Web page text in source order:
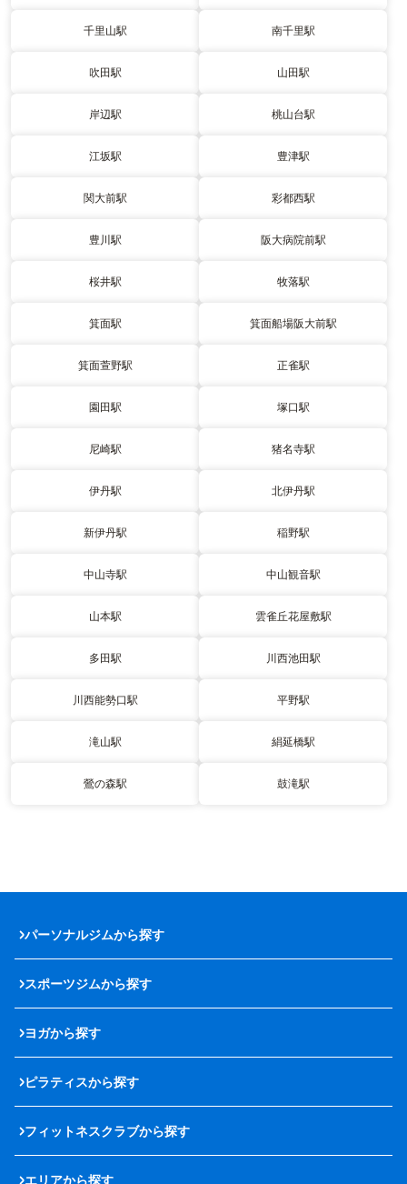
千里山駅 南千里駅
吹田駅 山田駅
岸辺駅 桃山台駅
江坂駅 豊津駅
関大前駅 彩都西駅
豊川駅 阪大病院前駅
桜井駅 牧落駅
箕面駅 箕面船場阪大前駅
箕面萱野駅 正雀駅
園田駅 塚口駅
尼崎駅 猪名寺駅
伊丹駅 北伊丹駅
新伊丹駅 稲野駅
中山寺駅 中山観音駅
山本駅 雲雀丘花屋敷駅
多田駅 川西池田駅
川西能勢口駅 平野駅
滝山駅 絹延橋駅
鶯の森駅 鼓滝駅
パーソナルジムから探す
スポーツジムから探す
ヨガから探す
ピラティスから探す
フィットネスクラブから探す
エリアから探す